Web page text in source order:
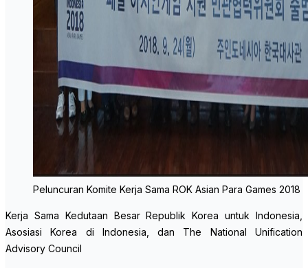
Peluncuran Komite Kerja Sama ROK Asian Para Games 2018
Kerja Sama Kedutaan Besar Republik Korea untuk Indonesia,
Asosiasi Korea di Indonesia, dan The National Unification
Advisory Council